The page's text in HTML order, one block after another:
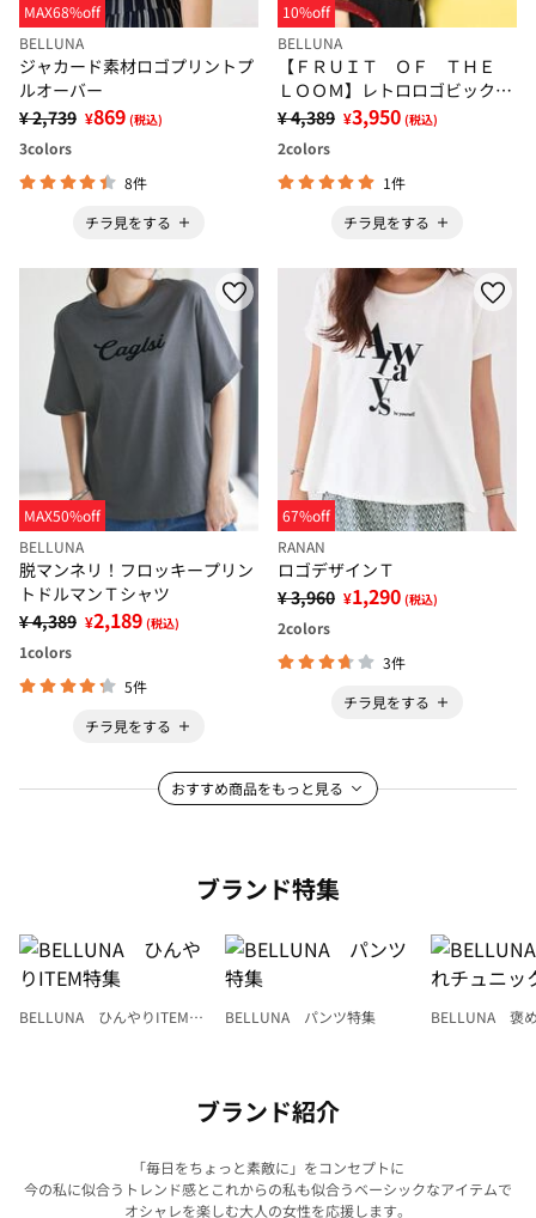
MAX68%off
BELLUNA
ジャカード素材ロゴプリントプ
ルオーバー
¥ 2,739 ¥869 (税込)
3colors
8件
チラ見をする
10%off
BELLUNA
【ＦＲＵＩＴ ＯＦ ＴＨＥ
ＬＯＯＭ】レトロロゴビックＴ
シャツ
¥ 4,389 ¥3,950 (税込)
2colors
1件
チラ見をする
MAX50%off
BELLUNA
脱マンネリ！フロッキープリン
トドルマンＴシャツ
¥ 4,389 ¥2,189 (税込)
1colors
5件
チラ見をする
67%off
RANAN
ロゴデザインＴ
¥ 3,960 ¥1,290 (税込)
2colors
3件
チラ見をする
おすすめ商品をもっと見る
ブランド特集
BELLUNA ひんやりITEM特
BELLUNA パンツ特集
BELLUNA 褒
ブランド紹介
「毎日をちょっと素敵に」をコンセプトに
今の私に似合うトレンド感とこれからの私も似合うベーシックなアイテムで
オシャレを楽しむ大人の女性を応援します。